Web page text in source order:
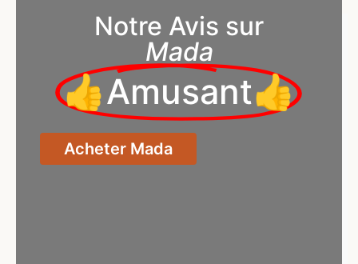
Notre Avis sur
Mada
👍Amusant👍
Acheter Mada